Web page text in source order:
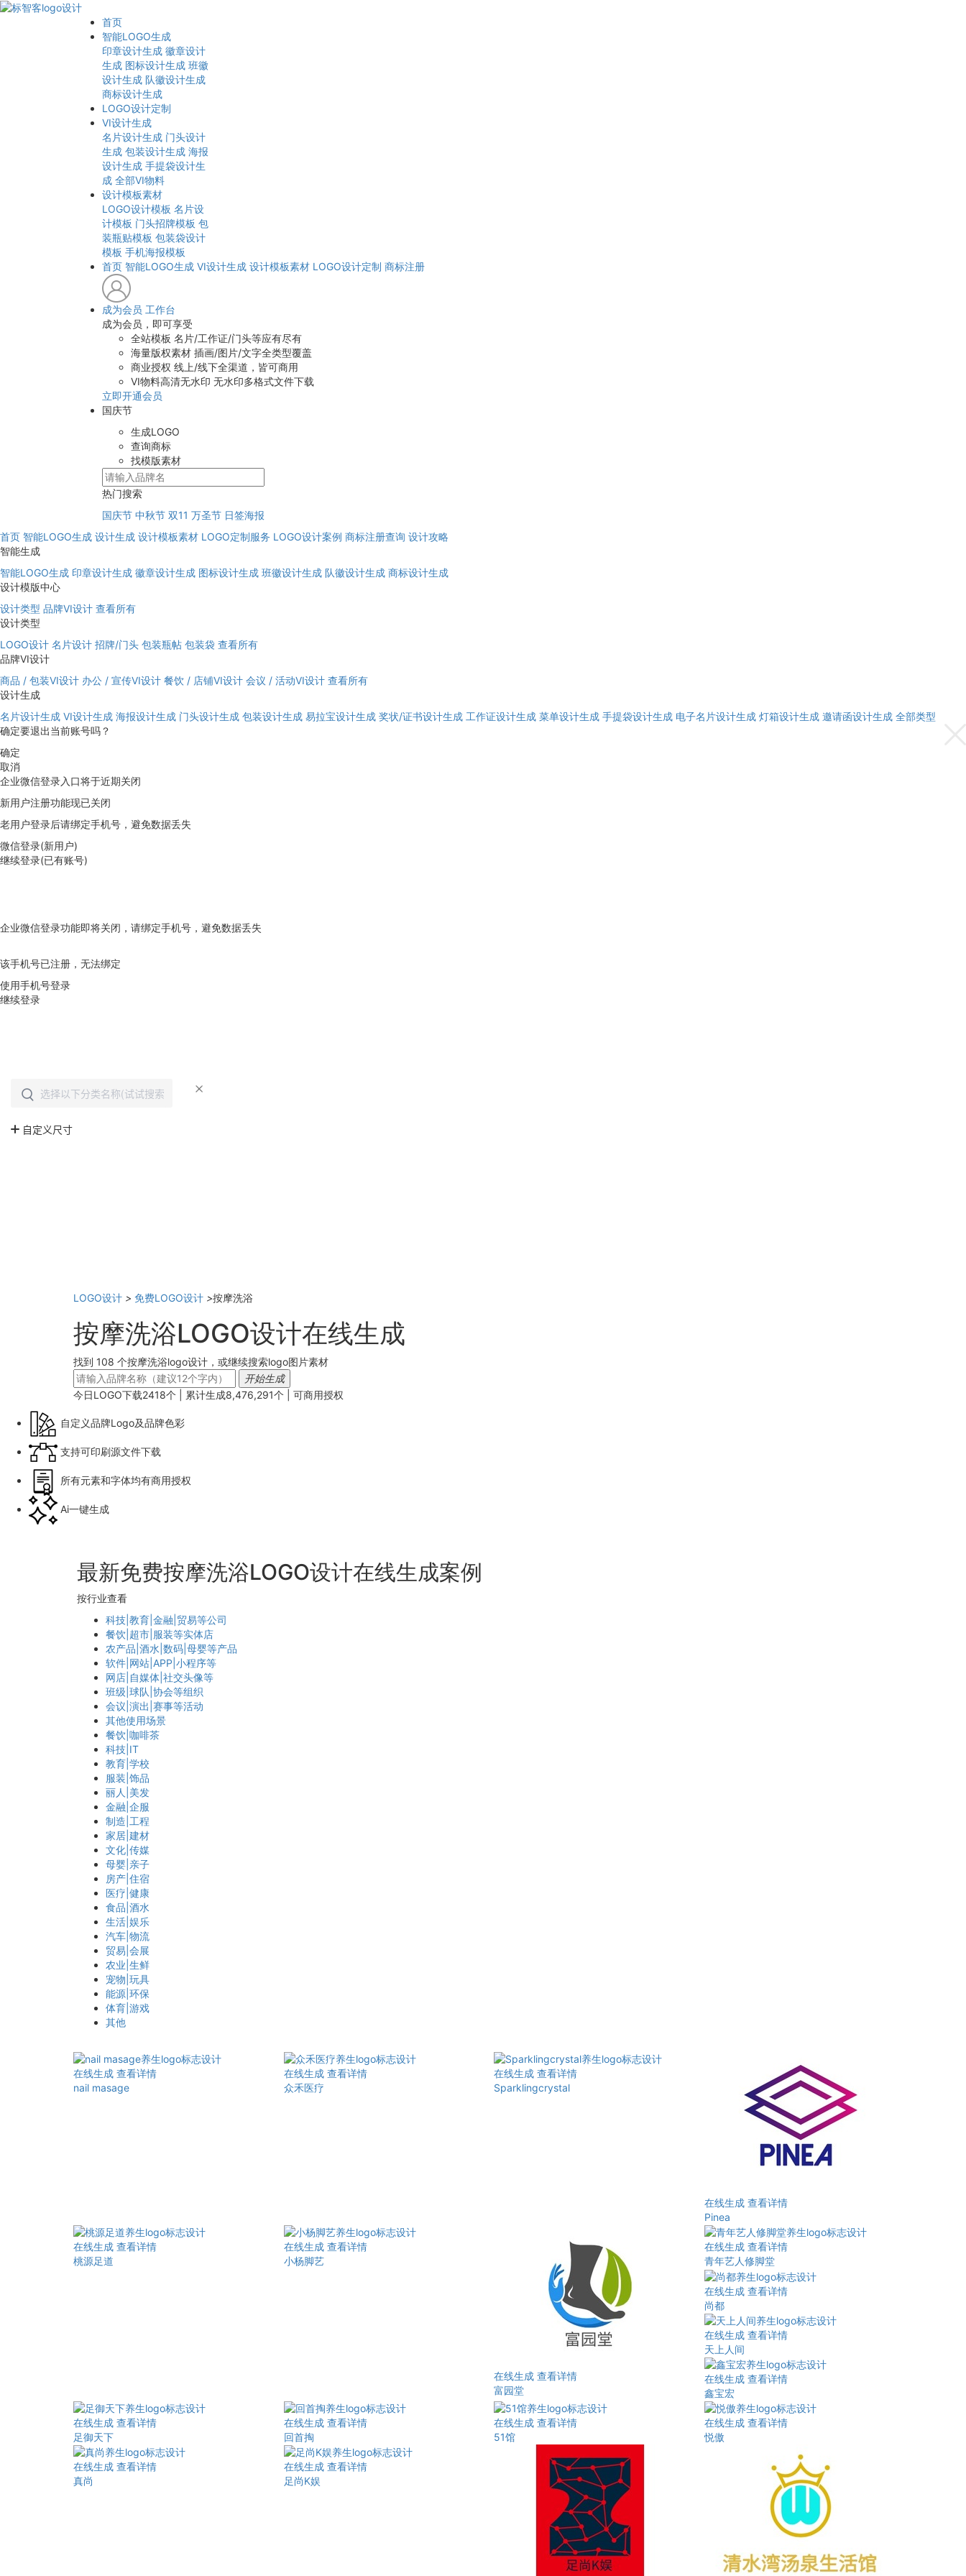
首页
智能LOGO生成
印章设计生成 徽章设计
生成 图标设计生成 班徽
设计生成 队徽设计生成
商标设计生成
LOGO设计定制
VI设计生成
名片设计生成 门头设计
生成 包装设计生成 海报
设计生成 手提袋设计生
成 全部VI物料
设计模板素材
LOGO设计模板 名片设
计模板 门头招牌模板 包
装瓶贴模板 包装袋设计
模板 手机海报模板
首页 智能LOGO生成 VI设计生成 设计模板素材 LOGO设计定制 商标注册
成为会员 工作台
成为会员，即可享受
全站模板 名片/工作证/门头等应有尽有
海量版权素材 插画/图片/文字全类型覆盖
商业授权 线上/线下全渠道，皆可商用
VI物料高清无水印 无水印多格式文件下载
立即开通会员
国庆节
生成LOGO
查询商标
找模版素材
热门搜索
国庆节 中秋节 双11 万圣节 日签海报
首页 智能LOGO生成 设计生成 设计模板素材 LOGO定制服务 LOGO设计案例 商标注册查询 设计攻略
智能生成
智能LOGO生成 印章设计生成 徽章设计生成 图标设计生成 班徽设计生成 队徽设计生成 商标设计生成
设计模版中心
设计类型 品牌VI设计 查看所有
设计类型
LOGO设计 名片设计 招牌/门头 包装瓶帖 包装袋 查看所有
品牌VI设计
商品 / 包装VI设计 办公 / 宣传VI设计 餐饮 / 店铺VI设计 会议 / 活动VI设计 查看所有
设计生成
名片设计生成 VI设计生成 海报设计生成 门头设计生成 包装设计生成 易拉宝设计生成 奖状/证书设计生成 工作证设计生成 菜单设计生成 手提袋设计生成 电子名片设计生成 灯箱设计生成 邀请函设计生成 全部类型
确定要退出当前账号吗？
确定
取消
企业微信登录入口将于近期关闭
新用户注册功能现已关闭
老用户登录后请绑定手机号，避免数据丢失
微信登录(新用户)
继续登录(已有账号)
企业微信登录功能即将关闭，请绑定手机号，避免数据丢失
该手机号已注册，无法绑定
使用手机号登录
继续登录
LOGO设计 > 免费LOGO设计 >按摩洗浴
按摩洗浴LOGO设计在线生成
找到 108 个按摩洗浴logo设计，或继续搜索logo图片素材
开始生成
今日LOGO下载2418个 | 累计生成8,476,291个 | 可商用授权
自定义品牌Logo及品牌色彩
支持可印刷源文件下载
所有元素和字体均有商用授权
Ai一键生成
最新免费按摩洗浴LOGO设计在线生成案例
按行业查看
科技|教育|金融|贸易等公司
餐饮|超市|服装等实体店
农产品|酒水|数码|母婴等产品
软件|网站|APP|小程序等
网店|自媒体|社交头像等
班级|球队|协会等组织
会议|演出|赛事等活动
其他使用场景
餐饮|咖啡茶
科技|IT
教育|学校
服装|饰品
丽人|美发
金融|企服
制造|工程
家居|建材
文化|传媒
母婴|亲子
房产|住宿
医疗|健康
食品|酒水
生活|娱乐
汽车|物流
贸易|会展
农业|生鲜
宠物|玩具
能源|环保
体育|游戏
其他
在线生成 查看详情
nail masage
在线生成 查看详情
众禾医疗
在线生成 查看详情
Sparklingcrystal
在线生成 查看详情
Pinea
在线生成 查看详情
桃源足道
在线生成 查看详情
小杨脚艺
在线生成 查看详情
富园堂
在线生成 查看详情
青年艺人修脚堂
在线生成 查看详情
尚都
在线生成 查看详情
天上人间
在线生成 查看详情
鑫宝宏
在线生成 查看详情
足御天下
在线生成 查看详情
回首掏
在线生成 查看详情
51馆
在线生成 查看详情
悦傲
在线生成 查看详情
真尚
在线生成 查看详情
足尚K娱